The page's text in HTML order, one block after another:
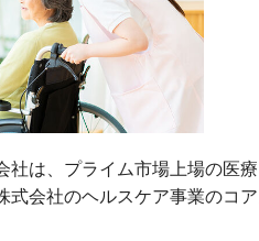
社は、プライム市場上場の医
式会社のヘルスケア事業のコ